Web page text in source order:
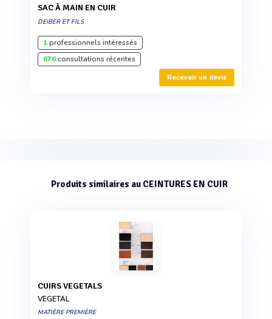
SAC À MAIN EN CUIR
DEIBER ET FILS
1professionnels intéressés
676consultations récentes
Recevoir un devis
Produits similaires au CEINTURES EN CUIR
CUIRS VEGETALS
VEGETAL
MATIÈRE PREMIÈRE